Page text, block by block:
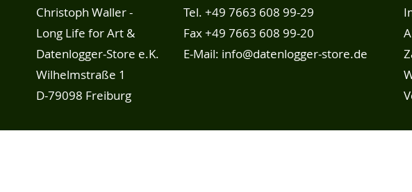
Christoph Waller -
Long Life for Art &
Datenlogger-Store e.K.
Wilhelmstraße 1
D-79098 Freiburg
Tel. +49 7663 608 99-29
Fax +49 7663 608 99-20
E-Mail: info@datenlogger-store.de